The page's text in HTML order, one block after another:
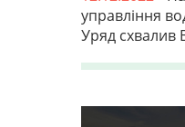
управління
Уряд схвалив